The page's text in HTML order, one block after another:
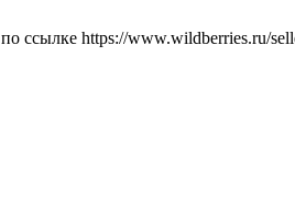
ссылке https://www.wildberries.ru/